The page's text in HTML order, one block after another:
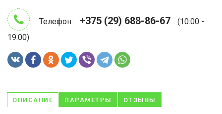
Телефон: +375 (29) 688-86-67
(10:00 -
19:00)
ОПИСАНИЕ ПАРАМЕТРЫ ОТЗЫВЫ